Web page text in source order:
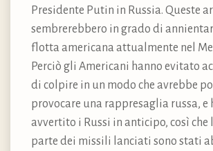
Presidente Putin in Russia. Queste
sembrerebbero in grado di
flotta americana attualmente nel
Perciò gli Americani hanno evitato
di colpire in un modo che avrebbe
provocare una rappresaglia russa, e
avvertito i Russi in anticipo, così che
parte dei missili lanciati sono stati